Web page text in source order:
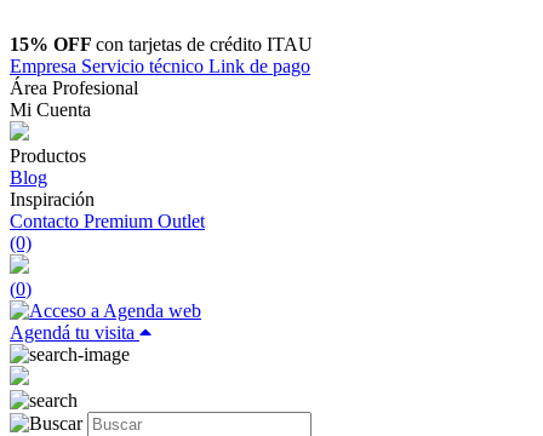
15% OFF con tarjetas de crédito ITAU
Empresa Servicio técnico Link de pago
Área Profesional
Mi Cuenta
Productos
Blog
Inspiración
Contacto Premium Outlet
(0)
(0)
Agendá tu visita